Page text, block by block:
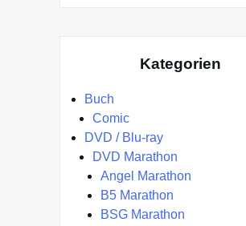
Kategorien
Buch
Comic
DVD / Blu-ray
DVD Marathon
Angel Marathon
B5 Marathon
BSG Marathon